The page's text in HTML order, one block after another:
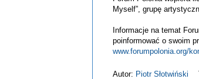
Myself”, grupę
Informacje na temat
poinformować o swoim
www.forumpolonia.org/
Autor: Piotr Słotwiński